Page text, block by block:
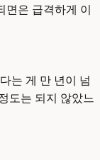
면은 급격하게 이
는 게 만 년이 넘
도는 되지 않았느